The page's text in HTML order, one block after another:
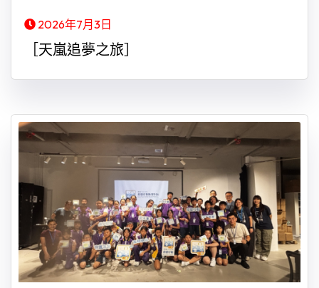
2026年7月3日
［天嵐追夢之旅］